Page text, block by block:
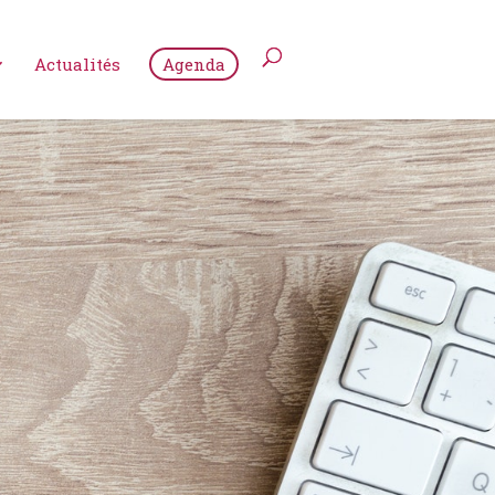
Actualités Agenda